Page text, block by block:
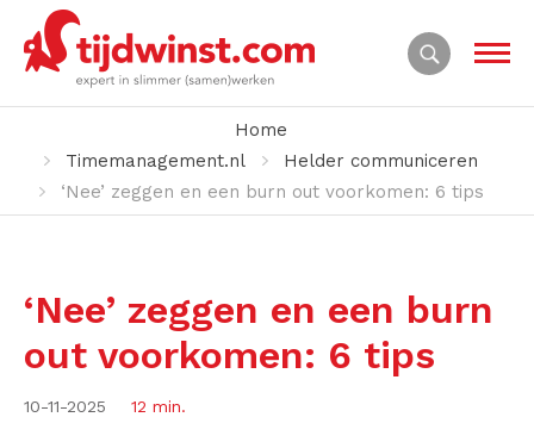
Home
Timemanagement.nl
Helder communiceren
‘Nee’ zeggen en een burn out voorkomen: 6 tips
‘Nee’ zeggen en een burn
out voorkomen: 6 tips
10-11-2025 12 min.